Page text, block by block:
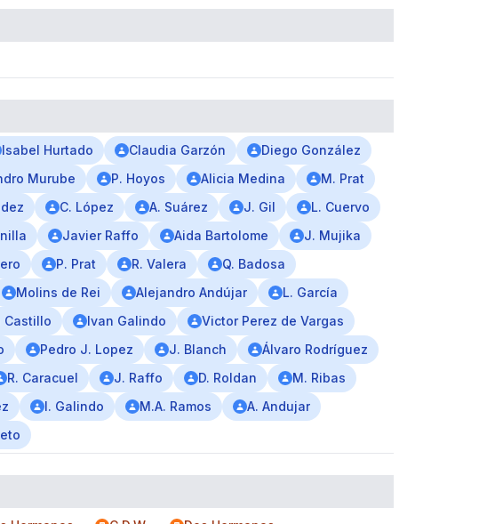
Isabel Hurtado Claudia Garzón
Diego González
Murube P. Hoyos Alicia Medina
M. Prat
C. López A. Suárez J. Gil
L. Cuervo
Javier Raffo Aida Bartolome
J. Mujika
P. Prat R. Valera
Q. Badosa
Molins de Rei Alejandro Andújar
L. García
Castillo Ivan Galindo
Victor Perez de Vargas
Pedro J. Lopez J. Blanch
Álvaro Rodríguez
R. Caracuel J. Raffo D. Roldan
M. Ribas
I. Galindo M.A. Ramos
A. Andujar